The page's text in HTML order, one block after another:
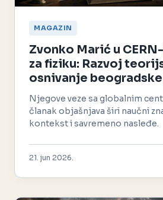
MAGAZIN
Zvonko Marić u
za fiziku: Razvoj
osnivanje
Njegove veze sa globalnim
članak objašnjava širi naučni
kontekst i savremeno nasleđe.
21. jun 2026.